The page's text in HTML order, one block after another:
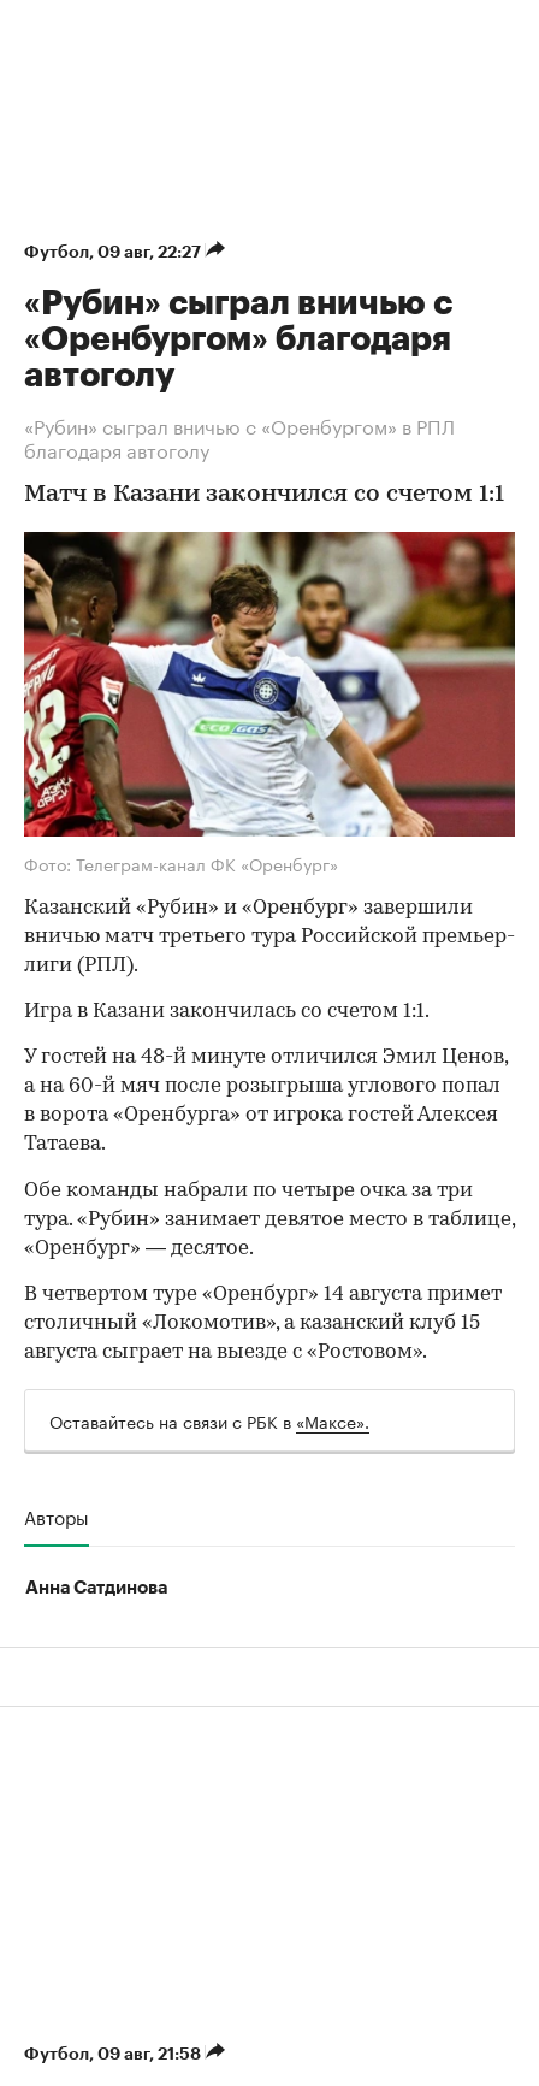
Футбол⁠, 09 авг, 22:27
«Рубин» сыграл вничью с
«Оренбургом» благодаря
автоголу
«Рубин» сыграл вничью с «Оренбургом» в РПЛ
благодаря автоголу
Матч в Казани закончился со счетом 1:1
Фото: Телеграм-канал ФК «Оренбург»
Казанский «Рубин» и «Оренбург» завершили
вничью матч третьего тура Российской премьер-
лиги (РПЛ).
Игра в Казани закончилась со счетом 1:1.
У гостей на 48-й минуте отличился Эмил Ценов,
а на 60-й мяч после розыгрыша углового попал
в ворота «Оренбурга» от игрока гостей Алексея
Татаева.
00:00 / 00:00
Обе команды набрали по четыре очка за три
тура. «Рубин» занимает девятое место в таблице,
«Оренбург» — десятое.
В четвертом туре «Оренбург» 14 августа примет
столичный «Локомотив», а казанский клуб 15
августа сыграет на выезде с «Ростовом».
Оставайтесь на связи с РБК в «Максе».
Авторы
Анна Сатдинова
Футбол 09 авг, 21:58